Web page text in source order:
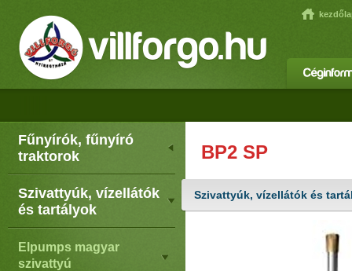
Fűnyírók, fűnyíró
traktorok
Szivattyúk, vízellátók
és tartályok
Elpumps magyar
szivattyú
BP2 SP
Szivattyúk, vízellátók és